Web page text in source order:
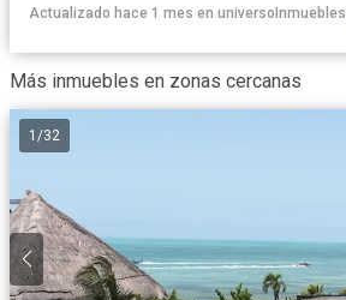
Actualizado hace 1 mes en universoInmuebles
Más inmuebles en zonas cercanas
1 /32